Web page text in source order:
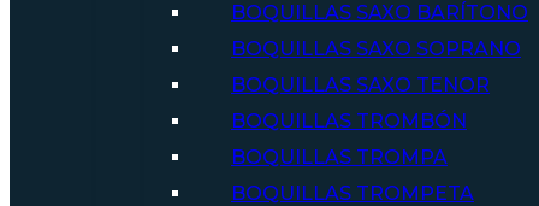
BOQUILLAS SAXO BARÍTONO
BOQUILLAS SAXO SOPRANO
BOQUILLAS SAXO TENOR
BOQUILLAS TROMBÓN
BOQUILLAS TROMPA
BOQUILLAS TROMPETA